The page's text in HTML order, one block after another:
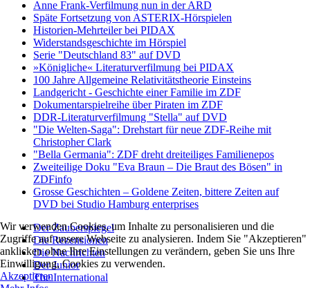
Anne Frank-Verfilmung nun in der ARD
Späte Fortsetzung von ASTERIX-Hörspielen
Historien-Mehrteiler bei PIDAX
Widerstandsgeschichte im Hörspiel
Serie "Deutschland 83" auf DVD
»Königliche« Literaturverfilmung bei PIDAX
100 Jahre Allgemeine Relativitätstheorie Einsteins
Landgericht - Geschichte einer Familie im ZDF
Dokumentarspielreihe über Piraten im ZDF
DDR-Literaturverfilmung "Stella" auf DVD
"Die Welten-Saga": Drehstart für neue ZDF-Reihe mit
Christopher Clark
"Bella Germania": ZDF dreht dreiteiliges Familienepos
Zweiteilige Doku "Eva Braun – Die Braut des Bösen" in
ZDFinfo
Grosse Geschichten – Goldene Zeiten, bittere Zeiten auf
DVD bei Studio Hamburg enterprises
Der Zauberspiegel
Die Rezensionen
Die Nachrichten
Der Junior
The International
Wir verwenden Cookies, um Inhalte zu personalisieren und die
Zugriffe auf unsere Webseite zu analysieren. Indem Sie "Akzeptieren"
anklicken ohne Ihre Einstellungen zu verändern, geben Sie uns Ihre
Einwilligung, Cookies zu verwenden.
Akzeptieren